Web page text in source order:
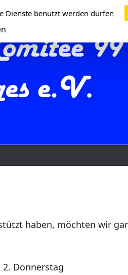
haben, möchten wir
Donnerstag
Dienste benutzt werden dürfen